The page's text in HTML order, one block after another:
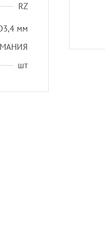
RZ
мм
шт